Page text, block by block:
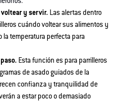
y servir. Las alertasdentro
cuándo voltear sus alimentos y
temperatura perfecta para
Esta función es para parrilleros
de asado guiados de la
confianza y tranquilidad de
a estar poco o demasiado